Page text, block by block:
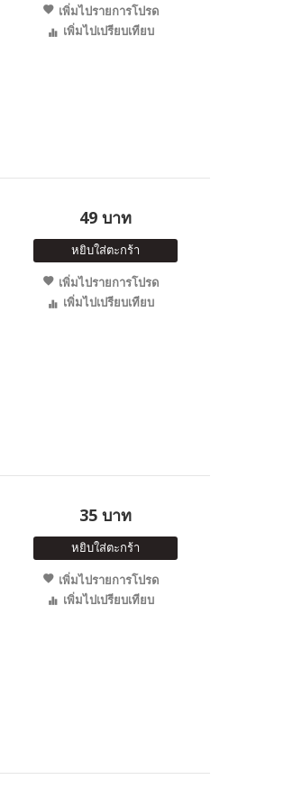
เพิ่มไปรายการโปรด
เพิ่มไปเปรียบเทียบ
49 บาท
หยิบใส่ตะกร้า
เพิ่มไปรายการโปรด
เพิ่มไปเปรียบเทียบ
35 บาท
หยิบใส่ตะกร้า
เพิ่มไปรายการโปรด
เพิ่มไปเปรียบเทียบ